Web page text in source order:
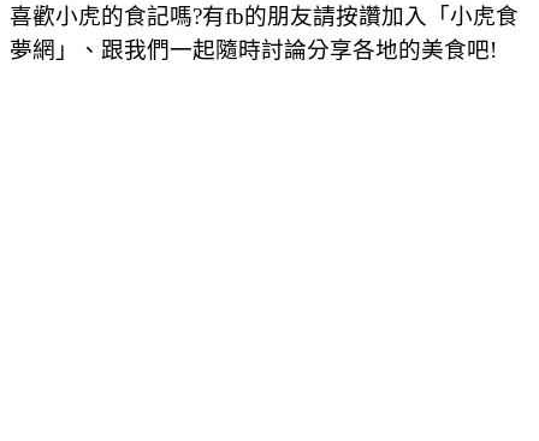
喜歡小虎的食記嗎?有fb的朋友請按讚加入「小虎食
夢網」、跟我們一起隨時討論分享各地的美食吧!